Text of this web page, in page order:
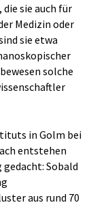
sie auch für
Medizin oder
sie etwa
solche
in Golm bei
entstehen
Sobald
aus rund 70